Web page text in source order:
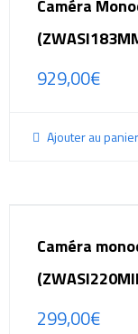
Caméra
929,00€
Ajouter au panier
Caméra
299,00€